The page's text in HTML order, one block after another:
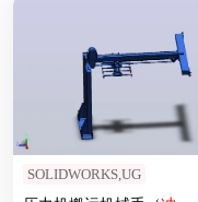
SOLIDWORKS,UG